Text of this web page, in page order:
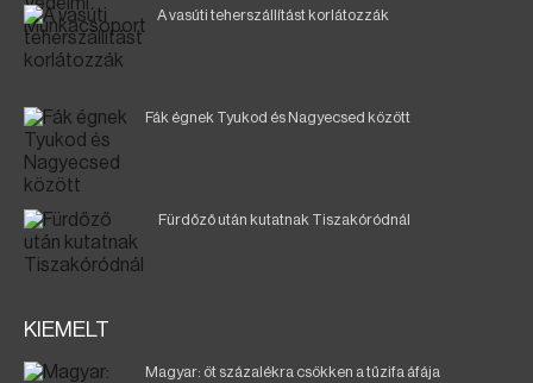
A vasúti teherszállítást korlátozzák
Fák égnek Tyukod és Nagyecsed között
Fürdőző után kutatnak Tiszakóródnál
KIEMELT
Magyar: öt százalékra csökken a tűzifa áfája